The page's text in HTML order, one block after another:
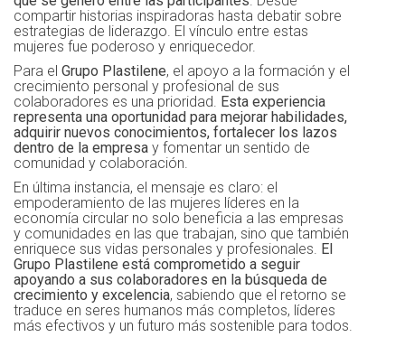
compartir historias inspiradoras hasta debatir sobre
estrategias de liderazgo. El vínculo entre estas
mujeres fue poderoso y enriquecedor.
Para el Grupo Plastilene, el apoyo a la formación y el
crecimiento personal y profesional de sus
colaboradores es una prioridad. Esta experiencia
representa una oportunidad para mejorar habilidades,
adquirir nuevos conocimientos, fortalecer los lazos
dentro de la empresa y fomentar un sentido de
comunidad y colaboración.
En última instancia, el mensaje es claro: el
empoderamiento de las mujeres líderes en la
economía circular no solo beneficia a las empresas
y comunidades en las que trabajan, sino que también
enriquece sus vidas personales y profesionales. El
Grupo Plastilene está comprometido a seguir
apoyando a sus colaboradores en la búsqueda de
crecimiento y excelencia, sabiendo que el retorno se
traduce en seres humanos más completos, líderes
más efectivos y un futuro más sostenible para todos.